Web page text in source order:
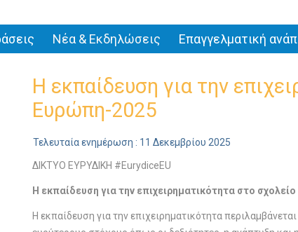
Νέα & Εκδηλώσεις Επαγγελματική
Η εκπαίδευση για την
Ευρώπη-2025
Τελευταία ενημέρωση : 11 Δεκεμβρίου 2025
ΔΙΚΤΥΟ ΕΥΡΥΔΙΚΗ #EurydiceEU
Η εκπαίδευση για την επιχειρηματικότητα στο
Η εκπαίδευση για την επιχειρηματικότητα